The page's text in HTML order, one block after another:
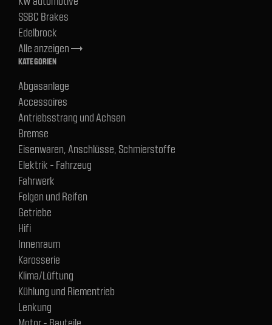
SSBC Brakes
Edelbrock
Alle anzeigentrending_flat
KATEGORIEN
Abgasanlage
Accessoires
Antriebsstrang und Achsen
Bremse
Eisenwaren, Anschlüsse, Schmierstoffe
Elektrik - Fahrzeug
Fahrwerk
Felgen und Reifen
Getriebe
Hifi
Innenraum
Karosserie
Klima/Lüftung
Kühlung und Riementrieb
Lenkung
Motor - Bauteile